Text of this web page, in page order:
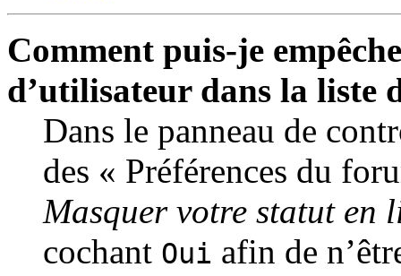
Comment puis-je
d’utilisateur dans la liste
Dans le panneau de
des « Préférences du
Masquer votre statut en
cochant Oui afin de